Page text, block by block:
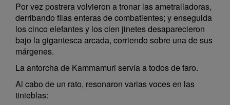
Por vez postrera volvieron a tronar las ametralladoras,
derribando filas enteras de combatientes; y enseguida
los cinco elefantes y los cien jinetes desaparecieron
bajo la gigantesca arcada, corriendo sobre una de sus
márgenes.
La antorcha de Kammamuri servía a todos de faro.
Al cabo de un rato, resonaron varias voces en las
tinieblas: